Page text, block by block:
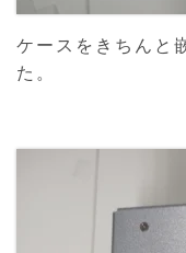
ケースをきちんと
た。